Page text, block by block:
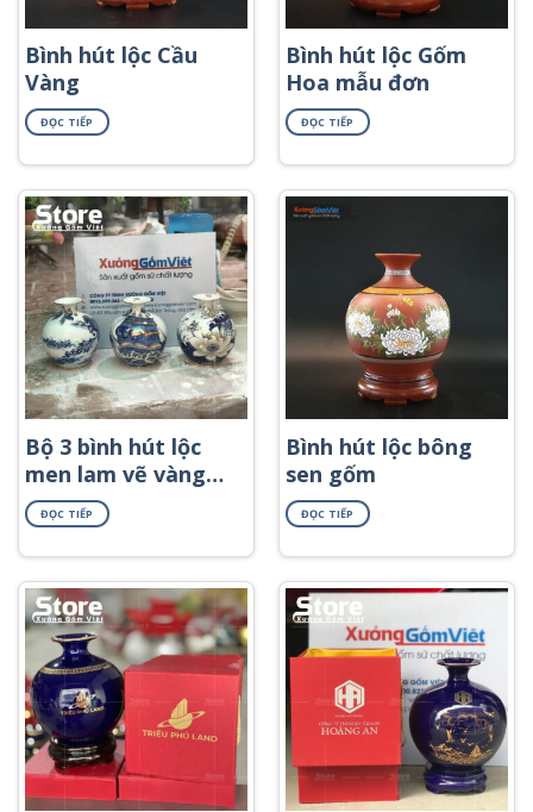
Bình hút lộc Cầu
Vàng
ĐỌC TIẾP
Bình hút lộc Gốm
Hoa mẫu đơn
ĐỌC TIẾP
Bộ 3 bình hút lộc
men lam vẽ vàng
BHL-70
ĐỌC TIẾP
Bình hút lộc bông
sen gốm
ĐỌC TIẾP